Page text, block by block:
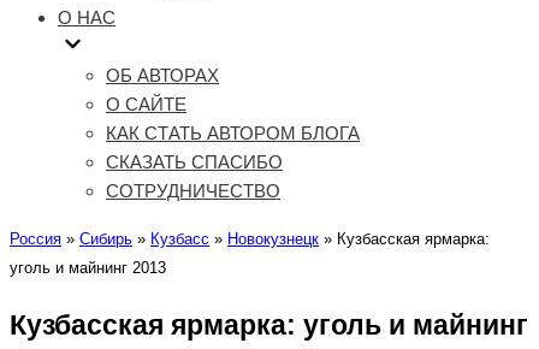
О НАС
ОБ АВТОРАХ
О САЙТЕ
КАК СТАТЬ АВТОРОМ БЛОГА
СКАЗАТЬ СПАСИБО
СОТРУДНИЧЕСТВО
Россия » Сибирь » Кузбасс » Новокузнецк » Кузбасская ярмарка:
уголь и майнинг 2013
Кузбасская ярмарка: уголь и майнинг